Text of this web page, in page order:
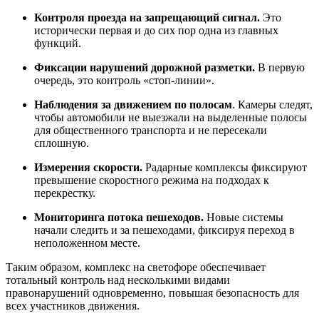
Контроля проезда на запрещающий сигнал. Это
исторически первая и до сих пор одна из главных
функций.
Фиксации нарушений дорожной разметки. В первую
очередь, это контроль «стоп-линии».
Наблюдения за движением по полосам. Камеры следят,
чтобы автомобили не выезжали на выделенные полосы
для общественного транспорта и не пересекали
сплошную.
Измерения скорости. Радарные комплексы фиксируют
превышение скоростного режима на подходах к
перекрестку.
Мониторинга потока пешеходов. Новые системы
начали следить и за пешеходами, фиксируя переход в
неположенном месте.
Таким образом, комплекс на светофоре обеспечивает
тотальный контроль над несколькими видами
правонарушений одновременно, повышая безопасность для
всех участников движения.